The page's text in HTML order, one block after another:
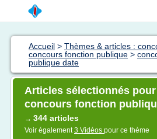
Accueil > Thèmes & articles :
concours fonction publique >
publique date
Articles sélectionnés
concours fonction
→ 344 articles
Voir également3 Vidéos pour ce thème